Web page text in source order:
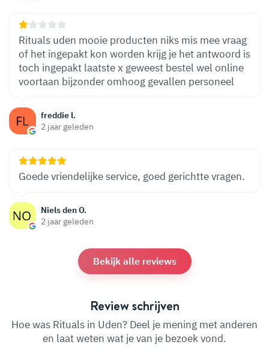
freddie l.
2 jaar geleden
Rituals uden mooie producten niks mis mee vraag
of het ingepakt kon worden krijg je het antwoord is
toch ingepakt laatste x geweest bestel wel online
voortaan bijzonder omhoog gevallen personeel
Niels den O.
2 jaar geleden
Goede vriendelijke service, goed gerichtte vragen.
Bekijk alle reviews
Review schrijven
Hoe was Rituals in Uden? Deel je mening met anderen
en laat weten wat je van je bezoek vond.